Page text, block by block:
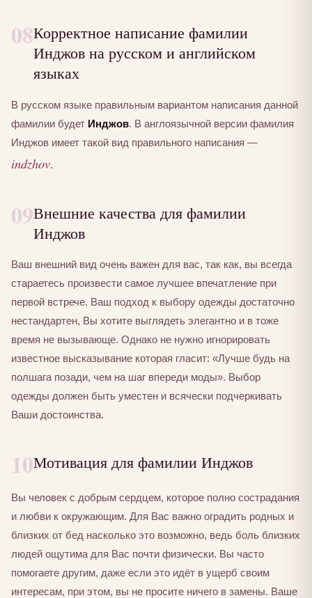
08Корректное написание фамилии
Инджов на русском и английском
языках
В русском языке правильным вариантом написания данной
фамилии будет Инджов. В англоязычной версии фамилия
Инджов имеет такой вид правильного написания —
indzhov.
09Внешние качества для фамилии
Инджов
Ваш внешний вид очень важен для вас, так как, вы всегда
стараетесь произвести самое лучшее впечатление при
первой встрече. Ваш подход к выбору одежды достаточно
нестандартен, Вы хотите выглядеть элегантно и в тоже
время не вызывающе. Однако не нужно игнорировать
известное высказывание которая гласит: «Лучше будь на
полшага позади, чем на шаг впереди моды». Выбор
одежды должен быть уместен и всячески подчеркивать
Ваши достоинства.
10Мотивация для фамилии Инджов
Вы человек с добрым сердцем, которое полно сострадания
и любви к окружающим. Для Вас важно оградить родных и
близких от бед насколько это возможно, ведь боль близких
людей ощутима для Вас почти физически. Вы часто
помогаете другим, даже если это идёт в ущерб своим
интересам, при этом, вы не просите ничего в замены. Ваше